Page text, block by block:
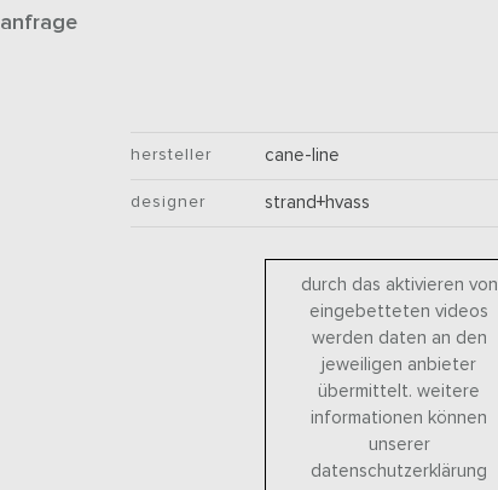
anfrage
hersteller cane-line
designer strand+hvass
durch das aktivieren von
eingebetteten videos
werden daten an den
jeweiligen anbieter
übermittelt. weitere
informationen können
unserer
datenschutzerklärung